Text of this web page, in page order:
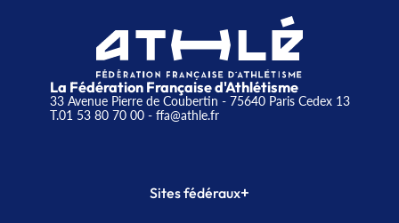
La Fédération Française d'Athlétisme
33 Avenue Pierre de Coubertin - 75640 Paris Cedex 13
T.01 53 80 70 00- ffa@athle.fr
Sites fédéraux+